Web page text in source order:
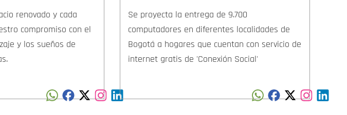
renovado y cada
compromiso con el
y los sueños de
Se proyecta la entrega de 9.700
computadores en diferentes localidades de
Bogotá a hogares que cuentan con servicio de
internet gratis de 'Conexión Social'